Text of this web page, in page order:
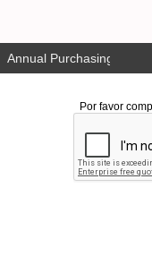
Annual Purchasing Plan
Por favor